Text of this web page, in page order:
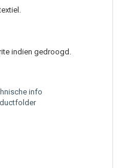
indien gedroogd.
info